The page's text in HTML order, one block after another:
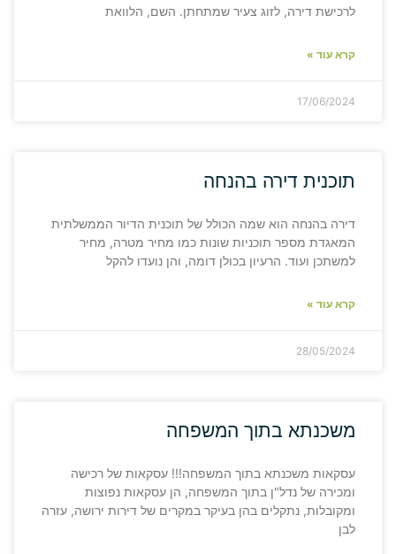
לרכישת דירה, לזוג צעיר שמתחתן. השם, הלוואת
קרא עוד »
17/06/2024
תוכנית דירה בהנחה
דירה בהנחה הוא שמה הכולל של תוכנית הדיור הממשלתית
המאגדת מספר תוכניות שונות כמו מחיר מטרה, מחיר
למשתכן ועוד. הרעיון בכולן דומה, והן נועדו להקל
קרא עוד »
28/05/2024
משכנתא בתוך המשפחה
עסקאות משכנתא בתוך המשפחה!!! עסקאות של רכישה
ומכירה של נדל"ן בתוך המשפחה, הן עסקאות נפוצות
ומקובלות, נתקלים בהן בעיקר במקרים של דירות ירושה, עזרה
לבן